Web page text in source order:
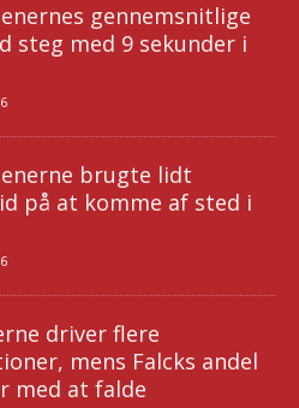
gennemsnitlige
steg med 9 sekunder i
brugte lidt
på at komme af sted i
driver flere
mens Falcks andel
at falde